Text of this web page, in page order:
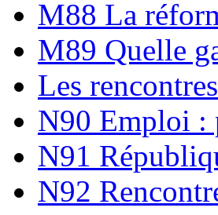
M88 La
M89 Quelle
Les
N90 Emploi :
N91
N92